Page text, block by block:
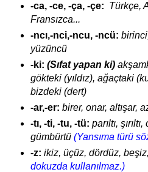
-ca, -ce, -ça, -çe: Türkçe,
Fransızca...
-ncı,-nci,-ncu, -ncü:
yüzüncü
-ki: (Sıfat yapan ki)
gökteki (yıldız), ağaçtaki
bizdeki (dert)
-ar,-er: birer, onar, altışar,
-tı, -ti, -tu, -tü: parıltı, şırıltı,
gümbürtü (Yansıma türü
-z: ikiz, üçüz, dördüz,
dokuzda kullanılmaz.)